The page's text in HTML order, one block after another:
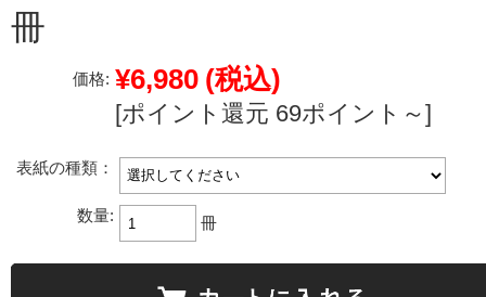
冊
価格: ¥6,980 (税込)
[ポイント還元 69ポイント～]
表紙の種類：
数量: 冊